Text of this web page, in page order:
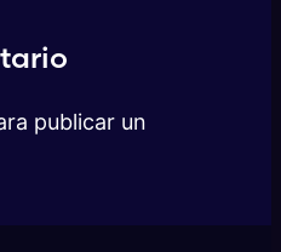
publicar un